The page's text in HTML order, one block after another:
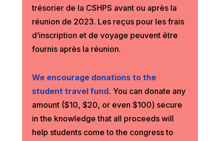
trésorier de la CSHPS avant ou après la
réunion de 2023. Les reçus pour les frais
d’inscription et de voyage peuvent être
fournis après la réunion.
We encourage donations to the
student travel fund. You can donate any
amount ($10, $20, or even $100) secure
in the knowledge that all proceeds will
help students come to the congress to